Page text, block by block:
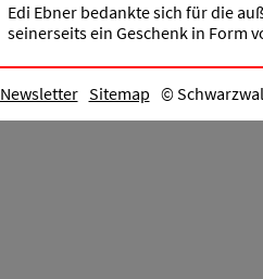
Edi Ebner bedankte sich für die
seinerseits ein Geschenk in Form
Newsletter Sitemap ©